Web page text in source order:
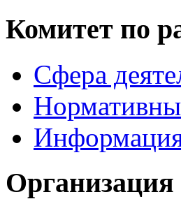
Комитет по
Сфера
Организация